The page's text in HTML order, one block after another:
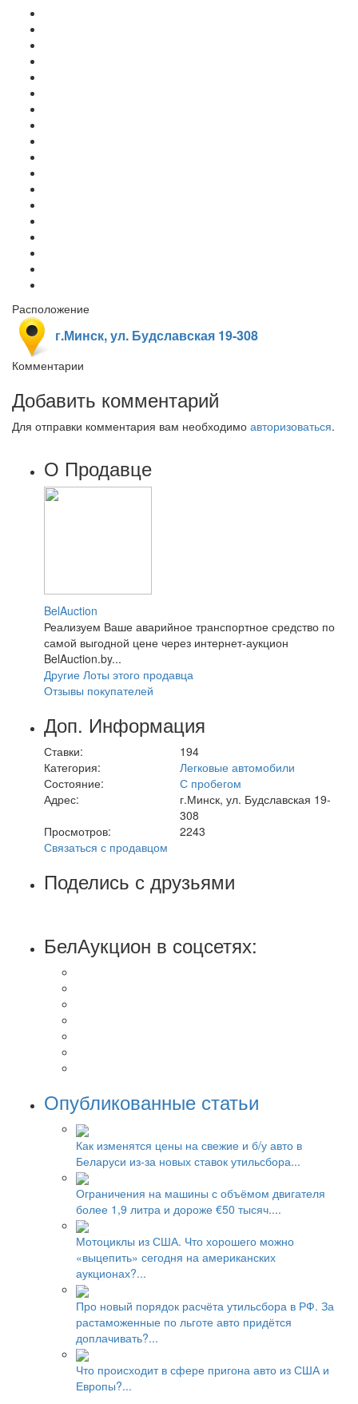
Расположение
г.Минск, ул. Будславская 19-308
Комментарии
Добавить комментарий
Для отправки комментария вам необходимо авторизоваться.
О Продавце
BelAuction
Реализуем Ваше аварийное транспортное средство по
самой выгодной цене через интернет-аукцион
BelAuction.by...
Другие Лоты этого продавца
Отзывы покупателей
Доп. Информация
Ставки:
194
Категория:
Легковые автомобили
Состояние:
С пробегом
Адрес:
г.Минск, ул. Будславская 19-
308
Просмотров:
2243
Связаться с продавцом
Поделись с друзьями
БелАукцион в соцсетях:
Опубликованные статьи
Как изменятся цены на свежие и б/у авто в
Беларуси из-за новых ставок утильсбора...
Ограничения на машины с объёмом двигателя
более 1,9 литра и дороже €50 тысяч....
Мотоциклы из США. Что хорошего можно
«выцепить» сегодня на американских
аукционах?...
Про новый порядок расчёта утильсбора в РФ. За
растаможенные по льготе авто придётся
доплачивать?...
Что происходит в сфере пригона авто из США и
Европы?...